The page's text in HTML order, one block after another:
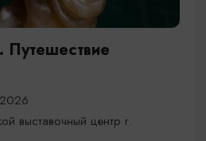
Путешествие
выставочный центр г.